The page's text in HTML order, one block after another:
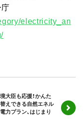
electricity_an
大臣も応援！かんた
えできる自然エネル
力プラン、はじまり